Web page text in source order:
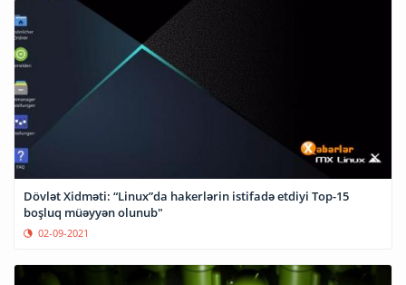
Dövlət Xidməti: “Linux”da hakerlərin istifadə etdiyi Top-15
boşluq müəyyən olunub"
02-09-2021